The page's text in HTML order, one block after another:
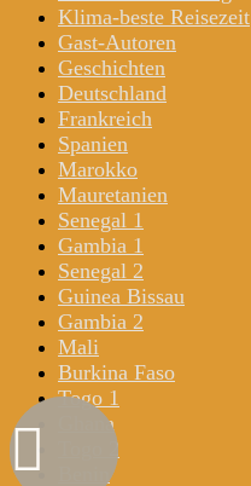
Klima-beste Reisezeit
Gast-Autoren
Geschichten
Deutschland
Frankreich
Spanien
Marokko
Mauretanien
Senegal 1
Gambia 1
Senegal 2
Guinea Bissau
Gambia 2
Mali
Burkina Faso
Togo 1
Ghana
Togo 2